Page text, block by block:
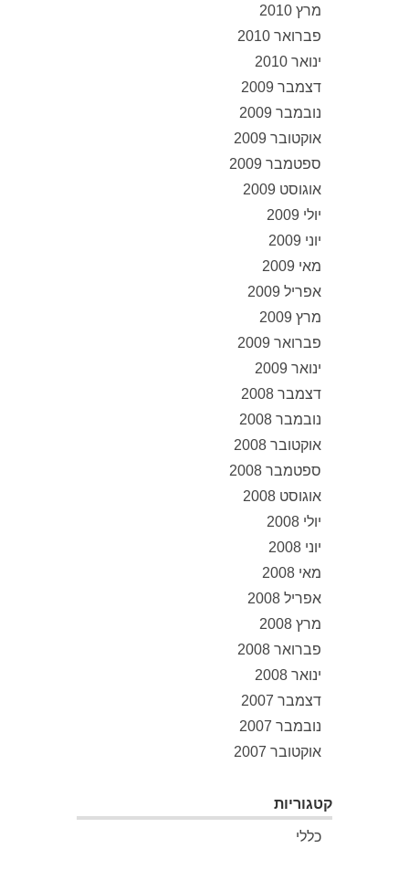
מרץ 2010
פברואר 2010
ינואר 2010
דצמבר 2009
נובמבר 2009
אוקטובר 2009
ספטמבר 2009
אוגוסט 2009
יולי 2009
יוני 2009
מאי 2009
אפריל 2009
מרץ 2009
פברואר 2009
ינואר 2009
דצמבר 2008
נובמבר 2008
אוקטובר 2008
ספטמבר 2008
אוגוסט 2008
יולי 2008
יוני 2008
מאי 2008
אפריל 2008
מרץ 2008
פברואר 2008
ינואר 2008
דצמבר 2007
נובמבר 2007
אוקטובר 2007
קטגוריות
כללי